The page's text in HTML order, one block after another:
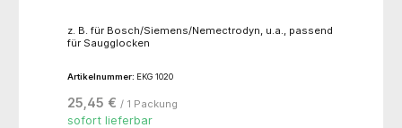
z. B. für Bosch/Siemens/Nemectrodyn, u.a., passend
für Saugglocken
Artikelnummer: EKG 1020
25,45 € / 1 Packung
sofort lieferbar